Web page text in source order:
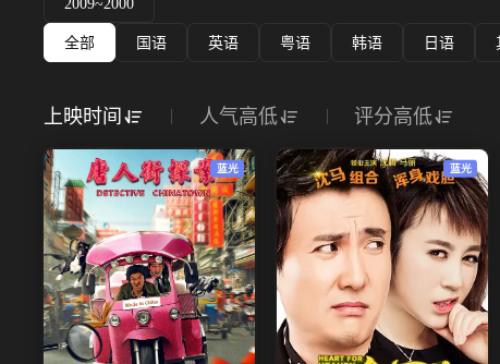
2009~2000
全部 国语 英语 粤语 韩语 日语
上映时间 人气高低 评分高低
蓝光 蓝光